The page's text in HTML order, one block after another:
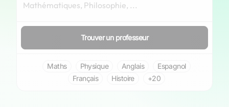
Trouver un professeur
Maths Physique Anglais
Espagnol
Français
Histoire +20